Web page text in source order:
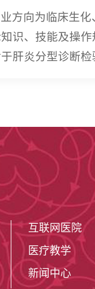
方向为临床生
识、技能及操
肝炎分型诊断
互联网医院
医疗教学
新闻中心